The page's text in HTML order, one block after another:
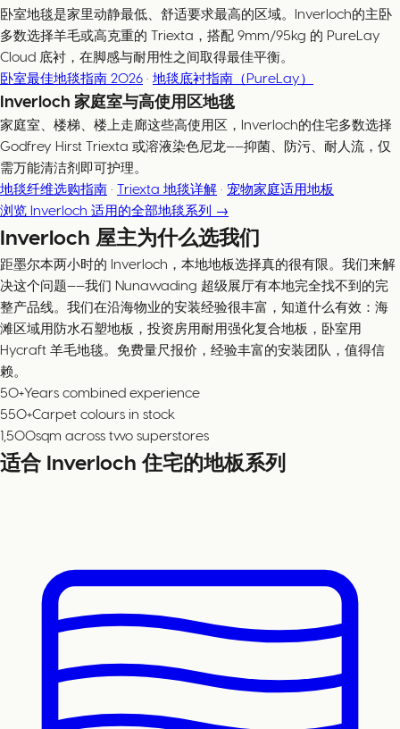
卧室地毯是家里动静最低、舒适要求最高的区域。Inverloch的主卧
多数选择羊毛或高克重的 Triexta，搭配 9mm/95kg 的 PureLay
Cloud 底衬，在脚感与耐用性之间取得最佳平衡。
卧室最佳地毯指南 2026 · 地毯底衬指南（PureLay）
Inverloch 家庭室与高使用区地毯
家庭室、楼梯、楼上走廊这些高使用区，Inverloch的住宅多数选择
Godfrey Hirst Triexta 或溶液染色尼龙——抑菌、防污、耐人流，仅
需万能清洁剂即可护理。
地毯纤维选购指南 · Triexta 地毯详解 · 宠物家庭适用地板
浏览 Inverloch 适用的全部地毯系列 →
Inverloch 屋主为什么选我们
距墨尔本两小时的 Inverloch，本地地板选择真的很有限。我们来解
决这个问题——我们 Nunawading 超级展厅有本地完全找不到的完
整产品线。我们在沿海物业的安装经验很丰富，知道什么有效：海
滩区域用防水石塑地板，投资房用耐用强化复合地板，卧室用
Hycraft 羊毛地毯。免费量尺报价，经验丰富的安装团队，值得信
赖。
50+Years combined experience
550+Carpet colours in stock
1,500sqm across two superstores
适合 Inverloch 住宅的地板系列